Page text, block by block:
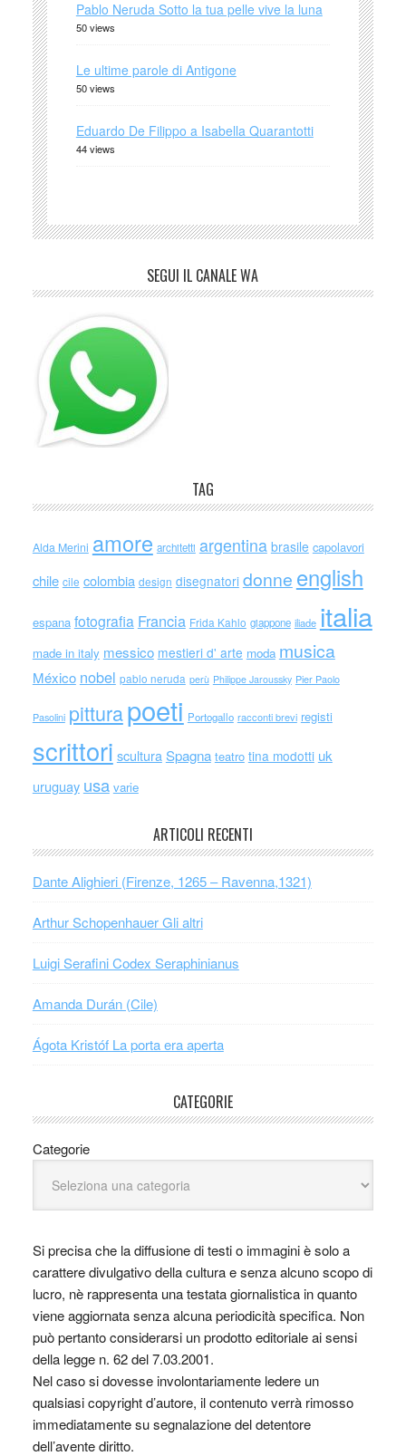
Pablo Neruda Sotto la tua pelle vive la luna
50 views
Le ultime parole di Antigone
50 views
Eduardo De Filippo a Isabella Quarantotti
44 views
SEGUI IL CANALE WA
TAG
Alda Merini amore architetti argentina brasile capolavori
chile cile colombia design disegnatori donne english
espana fotografia Francia Frida Kahlo giappone iliade italia
made in italy messico mestieri d' arte moda musica
México nobel pablo neruda perù Philippe Jaroussky Pier Paolo
Pasolini pitturapoeti Portogallo racconti brevi registi
scrittori scultura Spagna teatro tina modotti uk
uruguay usa varie
ARTICOLI RECENTI
Dante Alighieri (Firenze, 1265 – Ravenna,1321)
Arthur Schopenhauer Gli altri
Luigi Serafini Codex Seraphinianus
Amanda Durán (Cile)
Ágota Kristóf La porta era aperta
CATEGORIE
Categorie
Si precisa che la diffusione di testi o immagini è solo a
carattere divulgativo della cultura e senza alcuno scopo di
lucro, nè rappresenta una testata giornalistica in quanto
viene aggiornata senza alcuna periodicità specifica. Non
può pertanto considerarsi un prodotto editoriale ai sensi
della legge n. 62 del 7.03.2001.
Nel caso si dovesse involontariamente ledere un
qualsiasi copyright d’autore, il contenuto verrà rimosso
immediatamente su segnalazione del detentore
dell’avente diritto.